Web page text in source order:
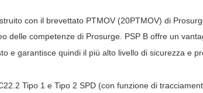
con il brevettato PTMOV (20PTMOV) di
delle competenze di Prosurge. PSP B offre un
e garantisce quindi il più alto livello di sicurezza e
Tipo 1 e Tipo 2 SPD (con funzione di